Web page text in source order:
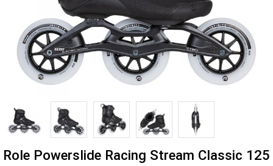
Role Powerslide Racing Stream Classic 125